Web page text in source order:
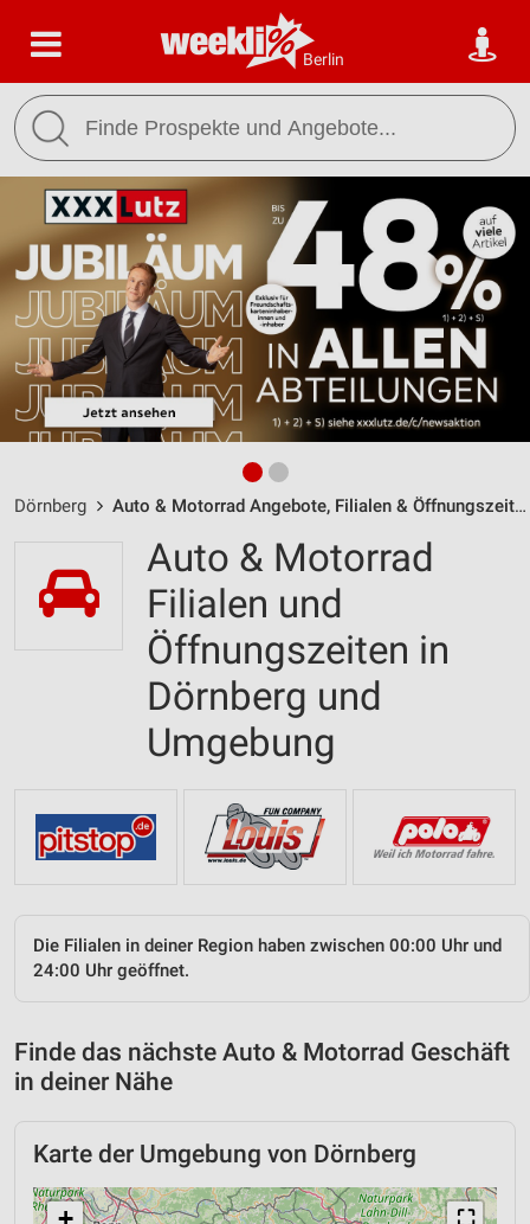
Berlin
Dörnberg Auto & Motorrad Angebote, Filialen & Öffnungszeiten
Auto & Motorrad
Filialen und
Öffnungszeiten in
Dörnberg und
Umgebung
Die Filialen in deiner Region haben zwischen 00:00 Uhr und
24:00 Uhr geöffnet.
Finde das nächste Auto & Motorrad Geschäft
in deiner Nähe
Karte der Umgebung von Dörnberg
⛶